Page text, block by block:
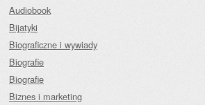
Audiobook
Bijatyki
Biograficzne i wywiady
Biografie
Biografie
Biznes i marketing